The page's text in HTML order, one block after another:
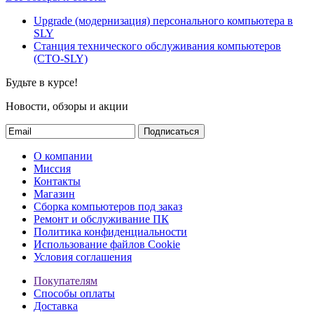
Upgrade (модернизация) персонального компьютера в
SLY
Станция технического обслуживания компьютеров
(СТО-SLY)
Будьте в курсе!
Новости, обзоры и акции
Подписаться
О компании
Миссия
Контакты
Магазин
Сборка компьютеров под заказ
Ремонт и обслуживание ПК
Политика конфиденциальности
Использование файлов Cookie
Условия соглашения
Покупателям
Способы оплаты
Доставка